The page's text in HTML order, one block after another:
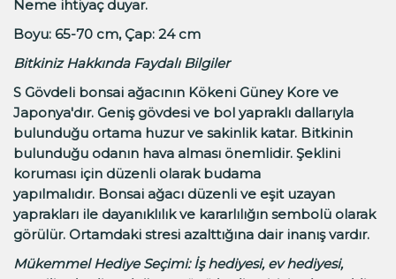
Neme ihtiyaç duyar.
Boyu: 65-70 cm, Çap: 24 cm
Bitkiniz Hakkında Faydalı Bilgiler
S Gövdeli bonsai ağacının Kökeni Güney Kore ve
Japonya'dır. Geniş gövdesi ve bol yapraklı dallarıyla
bulunduğu ortama huzur ve sakinlik katar. Bitkinin
bulunduğu odanın hava alması önemlidir. Şeklini
koruması için düzenli olarak budama
yapılmalıdır. Bonsai ağacı düzenli ve eşit uzayan
yaprakları ile dayanıklılık ve kararlılığın sembolü olarak
görülür. Ortamdaki stresi azalttığına dair inanış vardır.
Mükemmel Hediye Seçimi: İş hediyesi, ev hediyesi,